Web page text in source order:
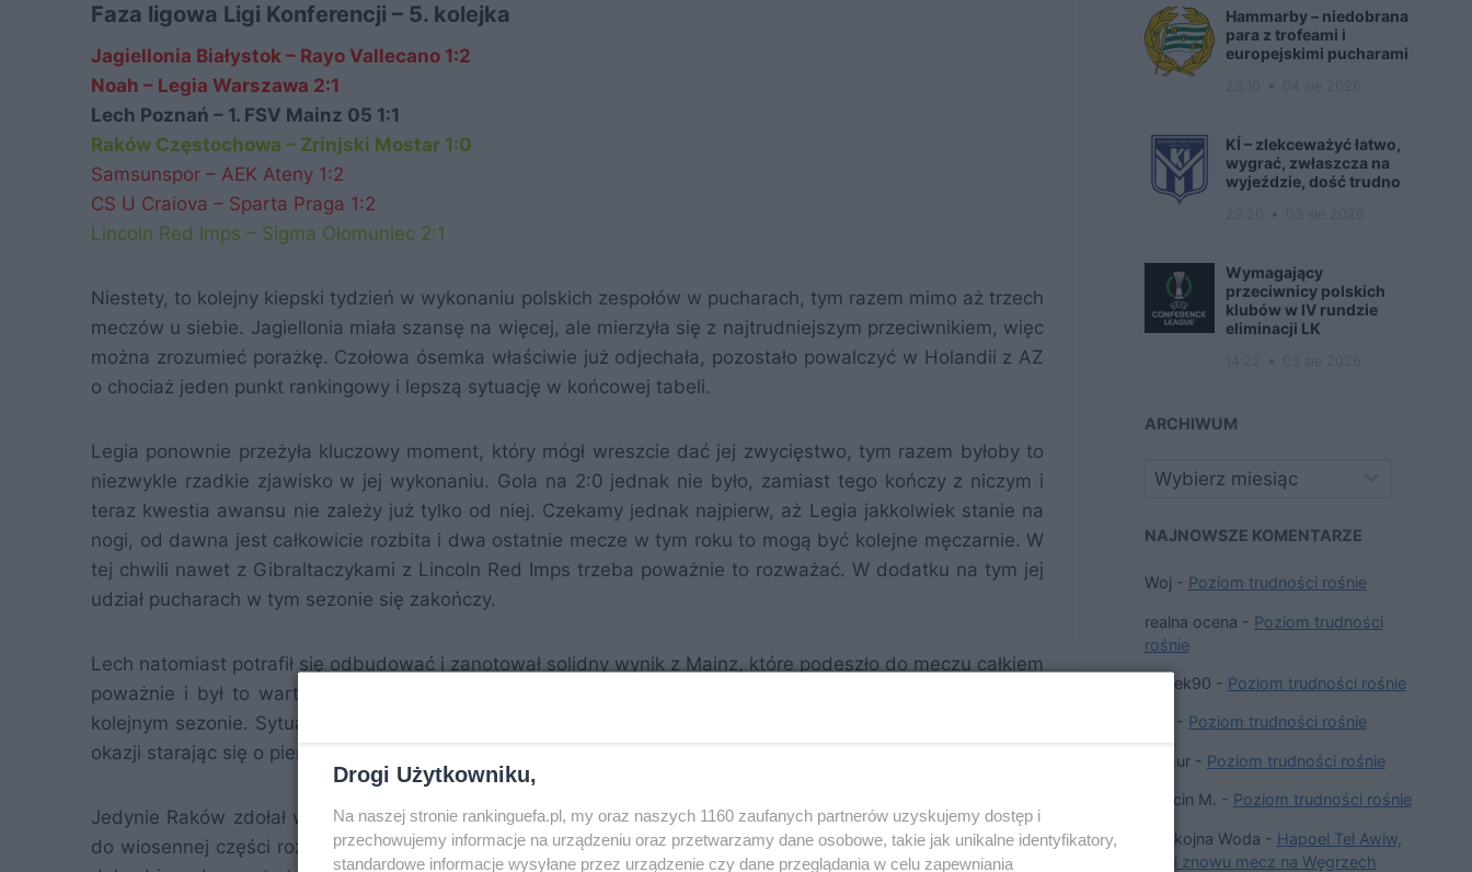
Faza ligowa Ligi Konferencji – 5. kolejka
Jagiellonia Białystok – Rayo Vallecano 1:2
Noah – Legia Warszawa 2:1
Lech Poznań – 1. FSV Mainz 05 1:1
Raków Częstochowa – Zrinjski Mostar 1:0
Samsunspor – AEK Ateny 1:2
CS U Craiova – Sparta Praga 1:2
Lincoln Red Imps – Sigma Ołomuniec 2:1
Niestety, to kolejny kiepski tydzień w wykonaniu polskich zespołów w pucharach, tym razem mimo aż trzech
meczów u siebie. Jagiellonia miała szansę na więcej, ale mierzyła się z najtrudniejszym przeciwnikiem, więc
można zrozumieć porażkę. Czołowa ósemka właściwie już odjechała, pozostało powalczyć w Holandii z AZ
o chociaż jeden punkt rankingowy i lepszą sytuację w końcowej tabeli.
Legia ponownie przeżyła kluczowy moment, który mógł wreszcie dać jej zwycięstwo, tym razem byłoby to
niezwykle rzadkie zjawisko w jej wykonaniu. Gola na 2:0 jednak nie było, zamiast tego kończy z niczym i
teraz kwestia awansu nie zależy już tylko od niej. Czekamy jednak najpierw, aż Legia jakkolwiek stanie na
nogi, od dawna jest całkowicie rozbita i dwa ostatnie mecze w tym roku to mogą być kolejne męczarnie. W
tej chwili nawet z Gibraltaczykami z Lincoln Red Imps trzeba poważnie to rozważać. W dodatku na tym jej
udział pucharach w tym sezonie się zakończy.
Lech natomiast potrafił się odbudować i zanotował solidny wynik z Mainz, które podeszło do meczu całkiem
poważnie i był to wartościowy sprawdzian przed ewentualną grą z silnymi przeciwnikami wiosną czy w
kolejnym sezonie. Sytuacja w tabeli też jest niezła, ale nie do końca komfortowa i można ją poprawić, przy
okazji starając się o pierwsze od bardzo dawna zwycięstwo w Czechach.
Jedynie Raków zdołał wygrać i choć nie był to wielki mecz w jego wykonaniu, daje mu historyczny awans
do wiosennej części rozgrywek i szansę na pominięcie rundy barażowej. Wicemistrz Polski był faworytem i
Hammarby – niedobrana
para z trofeami i
europejskimi pucharami
KÍ – zlekceważyć łatwo,
wygrać, zwłaszcza na
wyjeździe, dość trudno
Wymagający
przeciwnicy polskich
klubów w IV rundzie
eliminacji LK
ARCHIWUM
Archiwa
NAJNOWSZE KOMENTARZE
Woj - Poziom trudności rośnie
realna ocena - Poziom trudności
rośnie
Bobek90 - Poziom trudności rośnie
- Poziom trudności rośnie
Arthur- Poziom trudności rośnie
Marcin M. - Poziom trudności rośnie
Spokojna Woda - Hapoel Tel Awiw,
czyli znowu mecz na Węgrzech
Drogi Użytkowniku,
Na naszej stronie rankinguefa.pl, my oraz naszych 1160 zaufanych partnerów uzyskujemy dostęp i
przechowujemy informacje na urządzeniu oraz przetwarzamy dane osobowe, takie jak unikalne identyfikatory,
standardowe informacje wysyłane przez urządzenie czy dane przeglądania w celu zapewniania